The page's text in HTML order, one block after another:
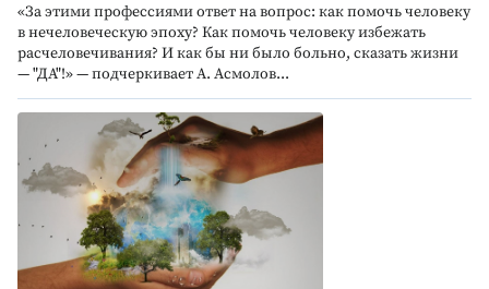
«За этими профессиями ответ на вопрос: как помочь человеку
в нечеловеческую эпоху? Как помочь человеку избежать
расчеловечивания? И как бы ни было больно, сказать жизни
— "ДА"!» — подчеркивает А. Асмолов...